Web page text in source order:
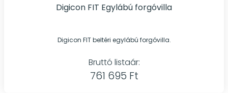
Digicon FIT Egylábú forgóvilla
Digicon FIT beltéri egylábú forgóvilla.
Bruttó listaár:
761 695 Ft